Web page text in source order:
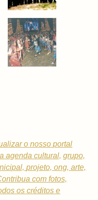
o nosso portal
agenda cultural, grupo,
projeto, ong, arte,
com fotos,
os créditos e